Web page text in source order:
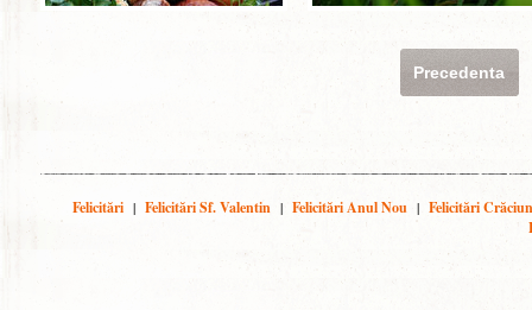
Precedenta
Felicitări | Felicitări Sf. Valentin | Felicitări Anul Nou | Felicitări